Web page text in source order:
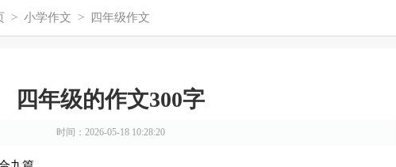
> 小学作文 > 四年级作文
四年级的作文300字
时间：2026-05-18 10:28:20